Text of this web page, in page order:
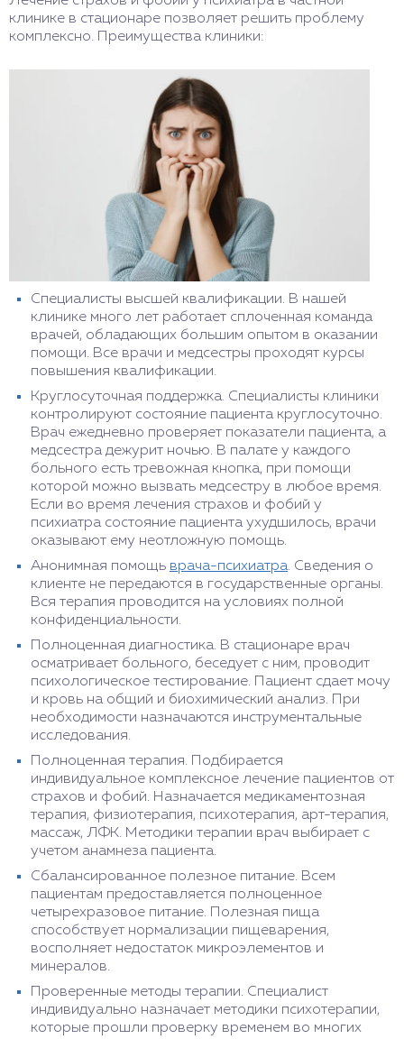
клинике в стационаре позволяет решить проблему
комплексно. Преимущества клиники:
Специалисты высшей квалификации. В нашей
клинике много лет работает сплоченная команда
врачей, обладающих большим опытом в оказании
помощи. Все врачи и медсестры проходят курсы
повышения квалификации.
Круглосуточная поддержка. Специалисты клиники
контролируют состояние пациента круглосуточно.
Врач ежедневно проверяет показатели пациента, а
медсестра дежурит ночью. В палате у каждого
больного есть тревожная кнопка, при помощи
которой можно вызвать медсестру в любое время.
Если во время лечения страхов и фобий у
психиатра состояние пациента ухудшилось, врачи
оказывают ему неотложную помощь.
Анонимная помощь врача-психиатра. Сведения о
клиенте не передаются в государственные органы.
Вся терапия проводится на условиях полной
конфиденциальности.
Полноценная диагностика. В стационаре врач
осматривает больного, беседует с ним, проводит
психологическое тестирование. Пациент сдает мочу
и кровь на общий и биохимический анализ. При
необходимости назначаются инструментальные
исследования.
Полноценная терапия. Подбирается
индивидуальное комплексное лечение пациентов от
страхов и фобий. Назначается медикаментозная
терапия, физиотерапия, психотерапия, арт-терапия,
массаж, ЛФК. Методики терапии врач выбирает с
учетом анамнеза пациента.
Сбалансированное полезное питание. Всем
пациентам предоставляется полноценное
четырехразовое питание. Полезная пища
способствует нормализации пищеварения,
восполняет недостаток микроэлементов и
минералов.
Проверенные методы терапии. Специалист
индивидуально назначает методики психотерапии,
которые прошли проверку временем во многих